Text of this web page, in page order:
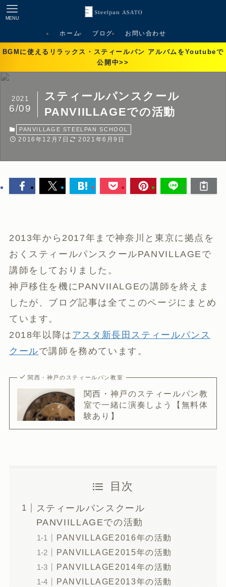
MENU
ホーム ブログ お問い合わせ
BGMに使えるリラックス・スティールパン アルバムをYoutubeで
公開中>>
スティールパンスクール
PANVIILLAGEでの活動
2021
6/09
PANVILLAGE STEELPAN SCHOOL
2016年12月7日 2021年6月9日
2013年から2017年まで神奈川と東京に拠点を
おくスティールパンスクールPANVILLAGEで
講師をしておりました。
神戸移住を機にPANVIIALGEの講師を終えま
したが、ブログ記事は全てこのページにまとめ
ています。
2018年以降は アスタ新長田スティールパンス
クールで講師を務めています。
関西・神戸のスティールパン教室
関西・神戸のスティールパン教
室で一緒に演奏しよう【無料体
験あり】
目次
スティールパンスクール
PANVIILLAGEでの活動
PANVILLAGE2016年の活動
PANVILLAGE2015年の活動
PANVILLAGE2014年の活動
PANVILLAGE2013年の活動